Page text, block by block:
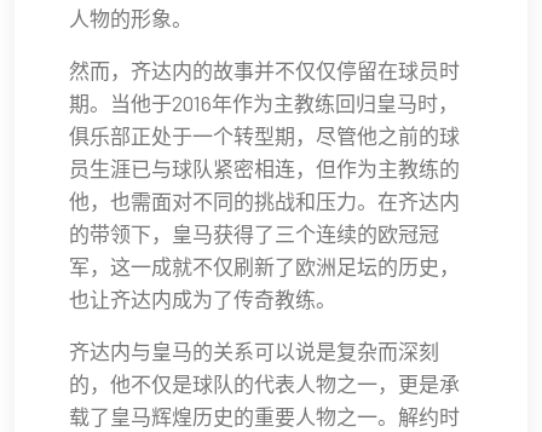
人物的形象。
然而，齐达内的故事并不仅仅停留在球员时
期。当他于2016年作为主教练回归皇马时，
俱乐部正处于一个转型期，尽管他之前的球
员生涯已与球队紧密相连，但作为主教练的
他，也需面对不同的挑战和压力。在齐达内
的带领下，皇马获得了三个连续的欧冠冠
军，这一成就不仅刷新了欧洲足坛的历史，
也让齐达内成为了传奇教练。
齐达内与皇马的关系可以说是复杂而深刻
的，他不仅是球队的代表人物之一，更是承
载了皇马辉煌历史的重要人物之一。解约时